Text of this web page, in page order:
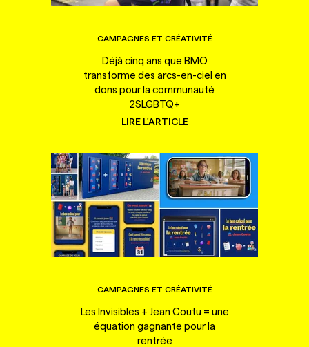
CAMPAGNES ET CRÉATIVITÉ
Déjà cinq ans que BMO
transforme des arcs-en-ciel en
dons pour la communauté
2SLGBTQ+
LIRE L'ARTICLE
CAMPAGNES ET CRÉATIVITÉ
Les Invisibles + Jean Coutu = une
équation gagnante pour la
rentrée